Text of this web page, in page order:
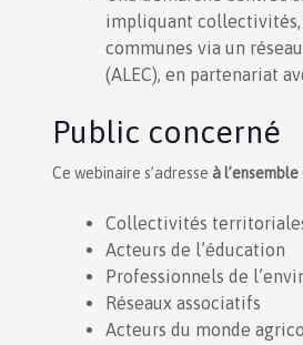
impliquant collectivités,
communes via un
(ALEC), en partenariat
Public concerné
Ce webinaire s’adresse à
Collectivités
Acteurs de l’éducation
Professionnels de
Réseaux associatifs
Acteurs du monde